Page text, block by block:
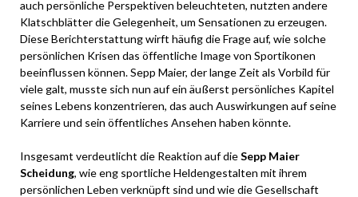
auch persönliche Perspektiven beleuchteten, nutzten andere
Klatschblätter die Gelegenheit, um Sensationen zu erzeugen.
Diese Berichterstattung wirft häufig die Frage auf, wie solche
persönlichen Krisen das öffentliche Image von Sportikonen
beeinflussen können. Sepp Maier, der lange Zeit als Vorbild für
viele galt, musste sich nun auf ein äußerst persönliches Kapitel
seines Lebens konzentrieren, das auch Auswirkungen auf seine
Karriere und sein öffentliches Ansehen haben könnte.
Insgesamt verdeutlicht die Reaktion auf dieSepp Maier
Scheidung, wie eng sportliche Heldengestalten mit ihrem
persönlichen Leben verknüpft sind und wie die Gesellschaft